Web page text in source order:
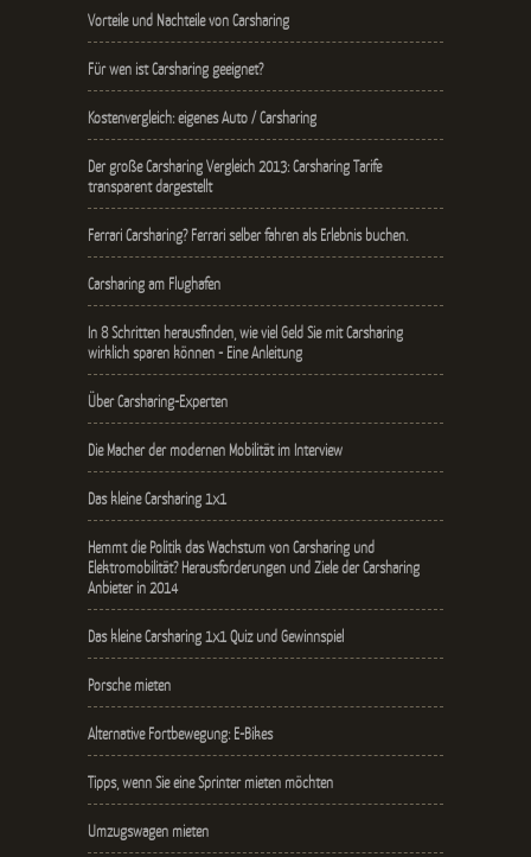
Vorteile und Nachteile von Carsharing
Für wen ist Carsharing geeignet?
Kostenvergleich: eigenes Auto / Carsharing
Der große Carsharing Vergleich 2013: Carsharing Tarife
transparent dargestellt
Ferrari Carsharing? Ferrari selber fahren als Erlebnis buchen.
Carsharing am Flughafen
In 8 Schritten herausfinden, wie viel Geld Sie mit Carsharing
wirklich sparen können - Eine Anleitung
Über Carsharing-Experten
Die Macher der modernen Mobilität im Interview
Das kleine Carsharing 1x1
Hemmt die Politik das Wachstum von Carsharing und
Elektromobilität? Herausforderungen und Ziele der Carsharing
Anbieter in 2014
Das kleine Carsharing 1x1 Quiz und Gewinnspiel
Porsche mieten
Alternative Fortbewegung: E-Bikes
Tipps, wenn Sie eine Sprinter mieten möchten
Umzugswagen mieten